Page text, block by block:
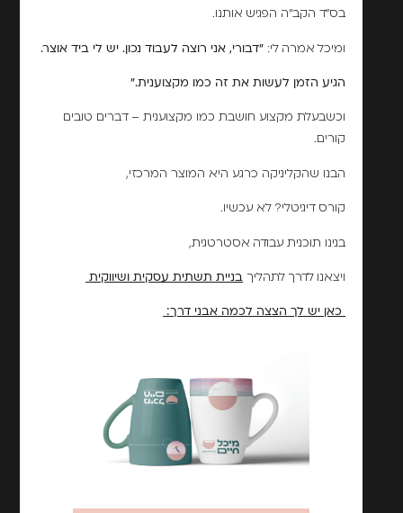
בס"ד הקב"ה הפגיש אותנו.
ומיכל אמרה לי: "דבורי, אני רוצה לעבוד נכון. יש לי ביד אוצר.
הגיע הזמן לעשות את זה כמו מקצוענית."
וכשבעלת מקצוע חושבת כמו מקצוענית – דברים טובים
קורים.
הבנו שהקליניקה כרגע היא המוצר המרכזי,
קורס דיגיטלי? לא עכשיו.
בנינו תוכנית עבודה אסטרטגית,
ויצאנו לדרך לתהליך בניית תשתית עסקית ושיווקית
כאן יש לך הצצה לכמה אבני דרך: